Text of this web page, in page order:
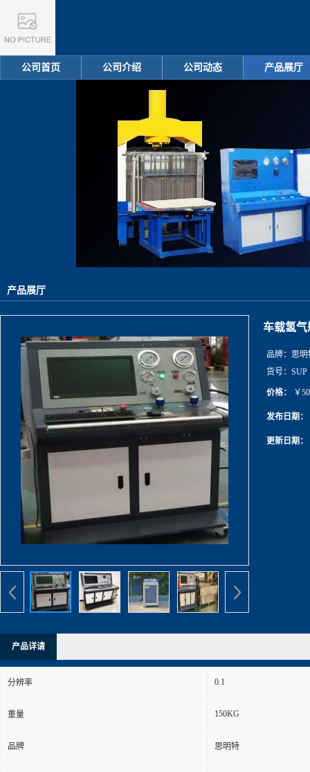
公司首页 公司介绍 公司动态 产品展厅
产品展厅
车载氢
品牌： 思明
货号： SUP
价格： ￥
发布日期：
更新日期：
产品详请
分辨率 0.1
重量 150KG
品牌 思明特